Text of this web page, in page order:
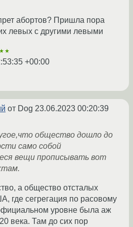
абортов? Пришла пора
левых с другими левыми
+00:00
от Dog 23.06.2023 00:20:39
общество дошло до
само собой
вещи прописывать вот
а общество отсталых
где сегрегация по расовому
уровне была аж
века. Там до сих пор